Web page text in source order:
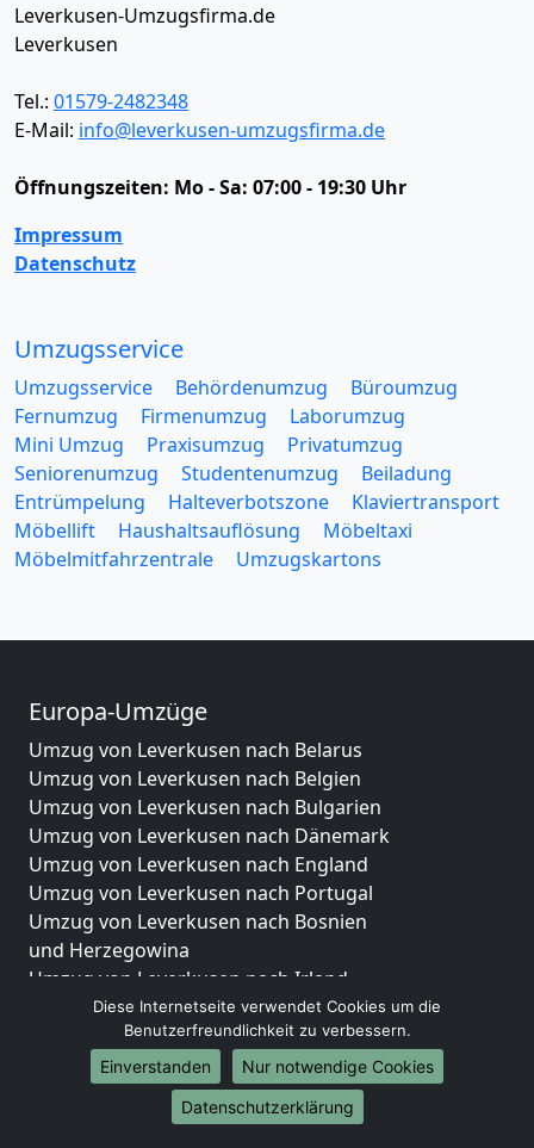
Leverkusen-Umzugsfirma.de
Leverkusen
Tel.: 01579-2482348
E-Mail: info@leverkusen-umzugsfirma.de
Öffnungszeiten: Mo - Sa: 07:00 - 19:30 Uhr
Impressum
Datenschutz
Umzugsservice
Umzugsservice Behördenumzug
Büroumzug
Fernumzug
Firmenumzug
Laborumzug
Mini Umzug
Praxisumzug
Privatumzug
Seniorenumzug
Studentenumzug
Beiladung
Entrümpelung
Halteverbotszone
Klaviertransport
Möbellift
Haushaltsauflösung
Möbeltaxi
Möbelmitfahrzentrale
Umzugskartons
Europa-Umzüge
Umzug von Leverkusen nach Belarus
Umzug von Leverkusen nach Belgien
Umzug von Leverkusen nach Bulgarien
Umzug von Leverkusen nach Dänemark
Umzug von Leverkusen nach England
Umzug von Leverkusen nach Portugal
Umzug von Leverkusen nach Bosnien
und Herzegowina
Umzug von Leverkusen nach Irland
Umzug von Leverkusen nach Lettland
Umzug von Leverkusen nach Zypern
Umzug von Leverkusen nach Kroatien
Umzug von Leverkusen nach Estland
Umzug von Leverkusen nach Finnland
Diese Internetseite verwendet Cookies um die
Benutzerfreundlichkeit zu verbessern.
Einverstanden
Nur notwendige Cookies
Datenschutzerklärung